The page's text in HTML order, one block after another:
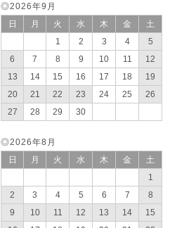
◎2026年9月
日
月 火 水 木 金
土
1
2 3 4
5
6
7 8 9 10 11
12
13
14 15 16 17 18
19
20
21 22 23 24 25
26
27
28 29 30
◎2026年8月
日
月 火 水 木 金
土
1
2
3 4 5 6 7
8
9
10 11 12 13 14
15